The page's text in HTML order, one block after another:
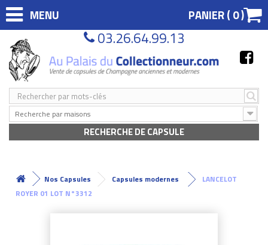
MENU PANIER (0)
03.26.64.99.13
Recherche par maisons
RECHERCHE DE CAPSULE
Nos Capsules Capsules modernes
LANCELOT
ROYER 01 LOT N°3312